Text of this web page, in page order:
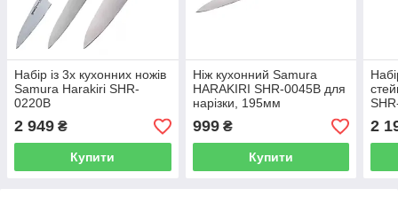
Набір із 3х кухонних ножів
Samura Harakiri SHR-
0220B
2 949 ₴
Купити
Ніж кухонний Samura
HARAKIRI SHR-0045B для
нарізки, 195мм
999₴
Купити
2